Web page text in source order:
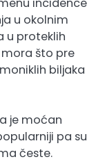
u okolnim
u proteklih
mora što pre
biljaka
je moćan
pa su
česte.